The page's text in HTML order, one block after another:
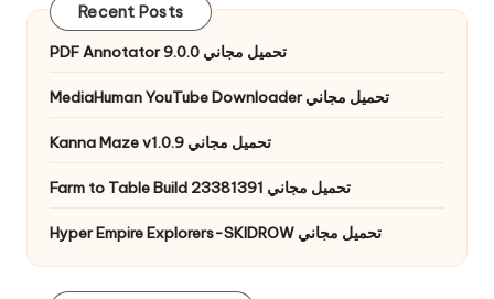
Recent Posts
PDF Annotator 9.0.0 تحميل مجاني
MediaHuman YouTube Downloader تحميل مجاني
Kanna Maze v1.0.9 تحميل مجاني
Farm to Table Build 23381391 تحميل مجاني
Hyper Empire Explorers-SKIDROW تحميل مجاني